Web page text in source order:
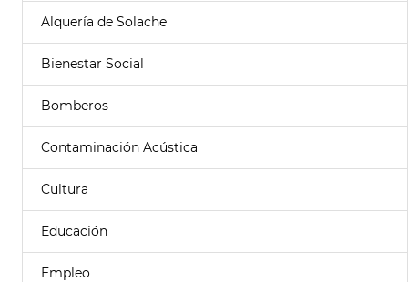
Alquería de Solache
Bienestar Social
Bomberos
Contaminación Acústica
Cultura
Educación
Empleo